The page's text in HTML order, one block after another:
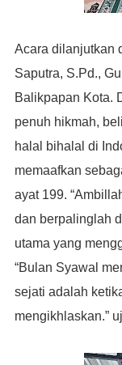
Acara dilanjutkan
Saputra, S.Pd.,
Balikpapan Kota.
penuh hikmah,
halal bihalal di
memaafkan
ayat 199.
dan berpalinglah
utama yang
“Bulan Syawal
sejati adalah
mengikhlaskan.”